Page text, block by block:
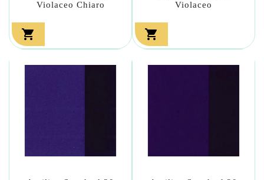
Violaceo Chiaro

Violaceo
